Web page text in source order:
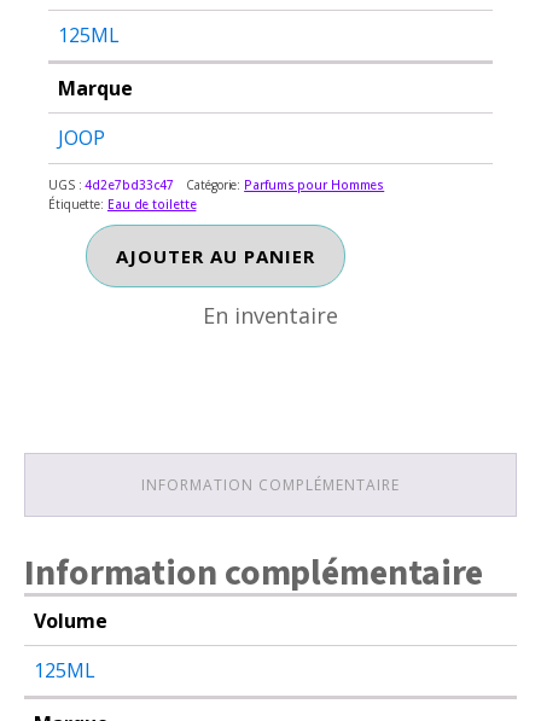
125ML
Marque
JOOP
UGS :4d2e7bd33c47 Catégorie: Parfums pour Hommes
Étiquette: Eau de toilette
quantité
de
JOOP
AJOUTER AU PANIER
En inventaire
INFORMATION COMPLÉMENTAIRE
Information complémentaire
Volume
125ML